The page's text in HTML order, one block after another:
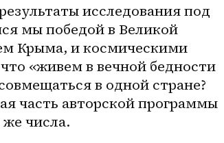
исследования под
мы победой в Великой
Крыма, и космическими
«живем в вечной бедности
в одной стране?
часть авторской программы
же числа.